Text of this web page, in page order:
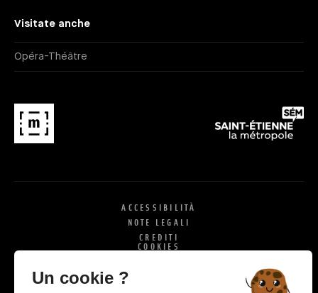
Visitate anche
Opéra-Théâtre
ACCESSIBILITÀ
NOTE LEGALI
CREDITI
COOKIES
Un cookie ?